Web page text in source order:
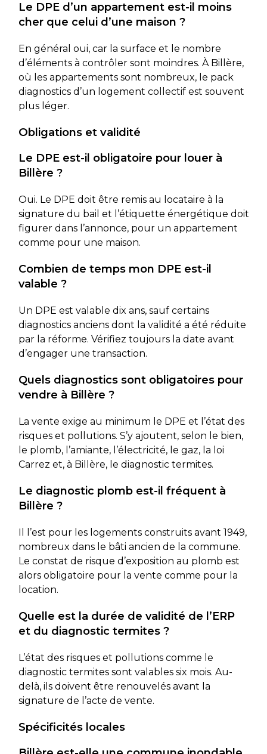
Le DPE d’un appartement est-il moins
cher que celui d’une maison ?
En général oui, car la surface et le nombre
d’éléments à contrôler sont moindres. À Billère,
où les appartements sont nombreux, le pack
diagnostics d’un logement collectif est souvent
plus léger.
Obligations et validité
Le DPE est-il obligatoire pour louer à
Billère ?
Oui. Le DPE doit être remis au locataire à la
signature du bail et l’étiquette énergétique doit
figurer dans l’annonce, pour un appartement
comme pour une maison.
Combien de temps mon DPE est-il
valable ?
Un DPE est valable dix ans, sauf certains
diagnostics anciens dont la validité a été réduite
par la réforme. Vérifiez toujours la date avant
d’engager une transaction.
Quels diagnostics sont obligatoires pour
vendre à Billère ?
La vente exige au minimum le DPE et l’état des
risques et pollutions. S’y ajoutent, selon le bien,
le plomb, l’amiante, l’électricité, le gaz, la loi
Carrez et, à Billère, le diagnostic termites.
Le diagnostic plomb est-il fréquent à
Billère ?
Il l’est pour les logements construits avant 1949,
nombreux dans le bâti ancien de la commune.
Le constat de risque d’exposition au plomb est
alors obligatoire pour la vente comme pour la
location.
Quelle est la durée de validité de l’ERP
et du diagnostic termites ?
L’état des risques et pollutions comme le
diagnostic termites sont valables six mois. Au-
delà, ils doivent être renouvelés avant la
signature de l’acte de vente.
Spécificités locales